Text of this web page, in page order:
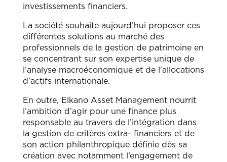
investissements financiers.
La société souhaite aujourd’hui proposer ces
différentes solutions au marché des
professionnels de la gestion de patrimoine en
se concentrant sur son expertise unique de
l’analyse macroéconomique et de l’allocations
d’actifs internationale.
En outre, Elkano Asset Management nourrit
l’ambition d’agir pour une finance plus
responsable au travers de l’intégration dans
la gestion de critères extra- financiers et de
son action philanthropique définie dès sa
création avec notamment l’engagement de